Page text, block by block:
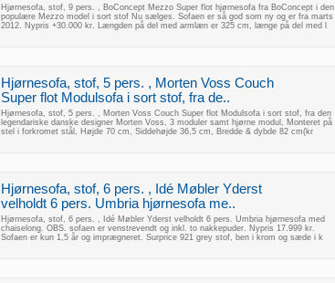
Hjørnesofa, stof, 9 pers. , BoConcept Mezzo Super flot hjørnesofa fra BoConcept i den
populære Mezzo model i sort stof Nu sælges. Sofaen er så god som ny og er fra marts
2012. Nypris +30.000 kr. Længden på del med armlæn er 325 cm, længe på del med l
Hjørnesofa, stof, 5 pers. , Morten Voss Couch
Super flot Modulsofa i sort stof, fra de..
Hjørnesofa, stof, 5 pers. , Morten Voss Couch Super flot Modulsofa i sort stof, fra den
legendariske danske designer Morten Voss, 3 moduler samt hjørne modul, Monteret på
stel i forkromet stål, Højde 70 cm, Siddehøjde 36,5 cm, Bredde & dybde 82 cm(kr
Hjørnesofa, stof, 6 pers. , Idé Møbler Yderst
velholdt 6 pers. Umbria hjørnesofa me..
Hjørnesofa, stof, 6 pers. , Idé Møbler Yderst velholdt 6 pers. Umbria hjørnesofa med
chaiselong. OBS. sofaen er venstrevendt og inkl. to nakkepuder. Nypris 17.999 kr.
Sofaen er kun 1,5 år og imprægneret. Surprice 921 grey stof, ben i krom og sæde i k